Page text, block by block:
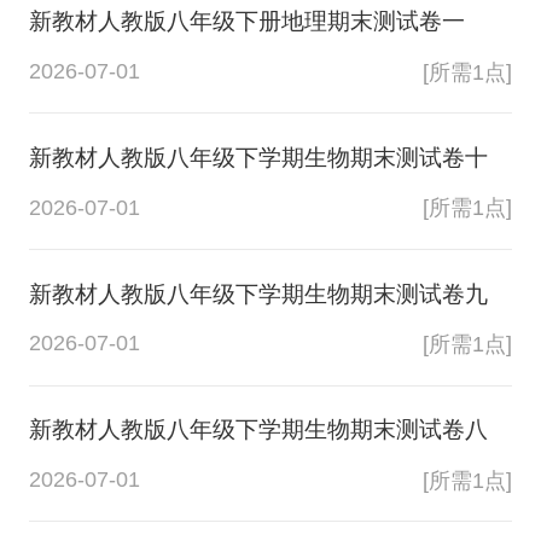
新教材人教版八年级下册地理期末测试卷一
2026-07-01 [所需1点]
新教材人教版八年级下学期生物期末测试卷十
2026-07-01 [所需1点]
新教材人教版八年级下学期生物期末测试卷九
2026-07-01 [所需1点]
新教材人教版八年级下学期生物期末测试卷八
2026-07-01 [所需1点]